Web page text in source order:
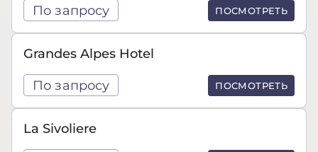
По запросу ПОСМОТРЕТЬ
Grandes Alpes Hotel
По запросу ПОСМОТРЕТЬ
La Sivoliere